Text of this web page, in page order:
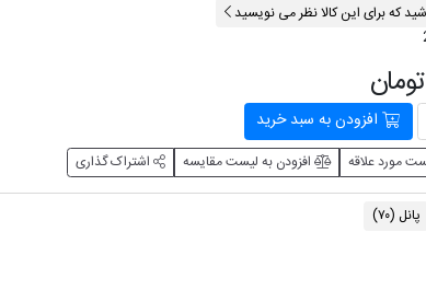
که برای این کالا نظر می نویسید
افزودن به سبد خرید
مورد علاقه افزودن به لیست مقایسه اشتراک گذاری
پانل (۷۰)